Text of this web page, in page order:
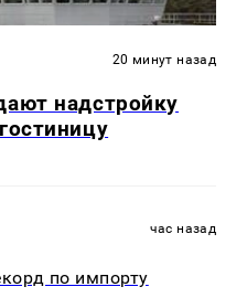
20 минут назад
надстройку
час назад
по импорту